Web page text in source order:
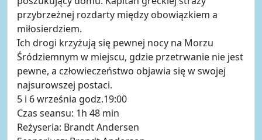
przybrzeżnej rozdarty między obowiązkiem a
miłosierdziem.
Ich drogi krzyżują się pewnej nocy na Morzu
Śródziemnym w miejscu, gdzie przetrwanie nie jest
pewne, a człowieczeństwo objawia się w swojej
najsurowszej postaci.
5 i 6 września godz.19:00
Czas seansu: 1h 48 min
Reżyseria: Brandt Andersen